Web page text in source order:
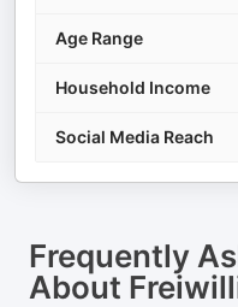
Age Range
Household Income
Social Media Reach
Frequently
About